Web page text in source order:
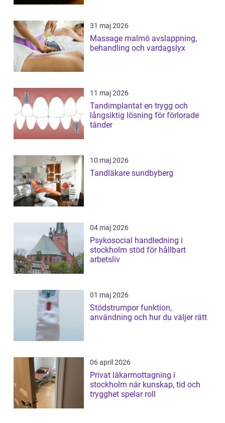
31 maj 2026
Massage malmö avslappning,
behandling och vardagslyx
11 maj 2026
Tandimplantat en trygg och
långsiktig lösning för förlorade
tänder
10 maj 2026
Tandläkare sundbyberg
04 maj 2026
Psykosocial handledning i
stockholm stöd för hållbart
arbetsliv
01 maj 2026
Stödstrumpor funktion,
användning och hur du väljer rätt
06 april 2026
Privat läkarmottagning i
stockholm när kunskap, tid och
trygghet spelar roll